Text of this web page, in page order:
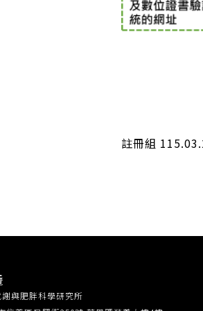
註冊組
與肥胖科學研究所